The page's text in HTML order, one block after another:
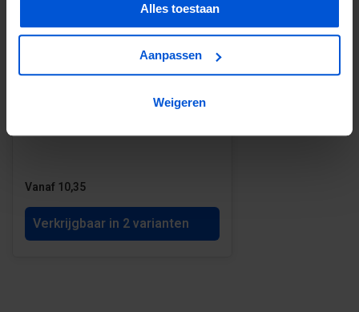
Alles toestaan
Aanpassen
Weigeren
Impregneermiddel zwart voor
Vanaf 10,35
Verkrijgbaar in 2 varianten